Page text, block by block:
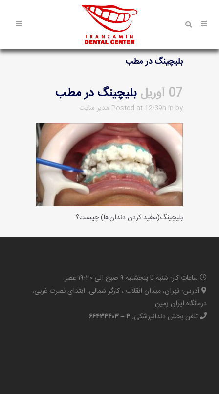
بلیچینگ در مطب
07 آوریل بلیچینگ در مطب
Posted at 12:39h in by مدیر سایت
بلیچینگ(سفید کردن دندان‌ها) چیست؟
ساعات کار: شنبه تا پنجشنبه ۹ صبح الی ۱۹:۳۰ عصر
آدرس: تهران، میدان انقلاب ، کارگر شمالی، ابتدای نصرت غربی،
درمانگاه ایران زمین
تلفن بخش دندانپزشکی: ۴ – ۶۶۴۳۴۴۰۳